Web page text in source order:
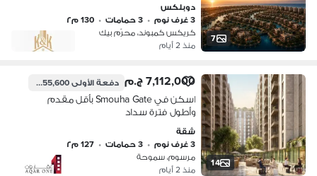
7
دوبلكس
3 غرف نوم
• 3 حمامات • 130 م٢
كريكس كمبوند، محرّم بيك
منذ 2 أيام
14
7,112,000 ج.م دفعة الأولى355,600 ج.م
اسكن في Smouha Gate بأقل مقدم
وأطول فترة سداد
شقة
3 غرف نوم
• 3 حمامات • 127 م٢
مرسوم، سموحة
منذ 2 أيام